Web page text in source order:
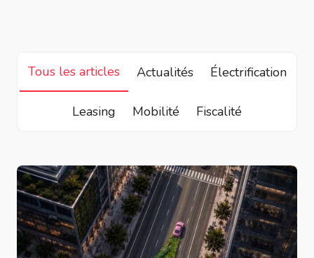
Tous les articles Actualités Électrification
Leasing Mobilité Fiscalité